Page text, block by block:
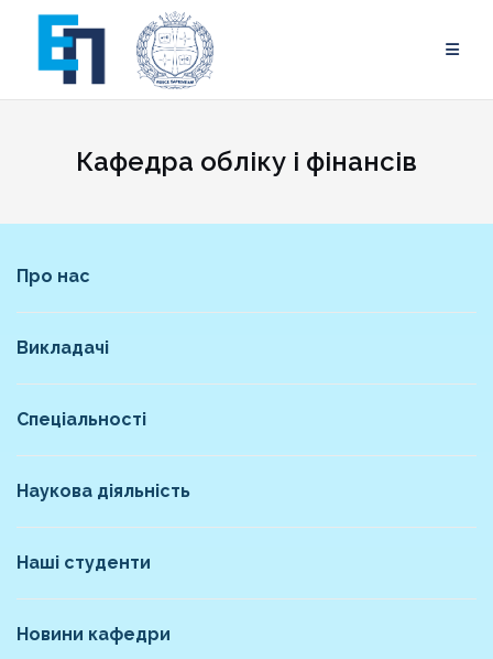
content
Кафедра обліку і фінансів
Про нас
Викладачі
Спеціальності
Наукова діяльність
Наші студенти
Новини кафедри